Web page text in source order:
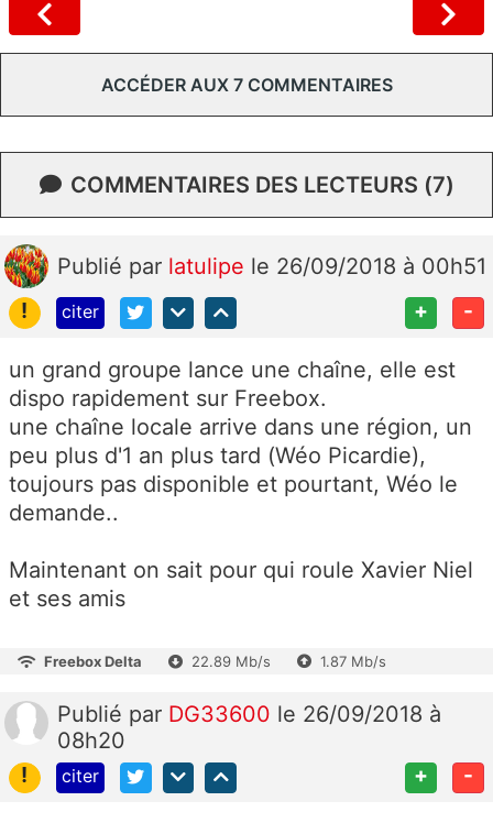
ACCÉDER AUX 7 COMMENTAIRES
COMMENTAIRES DES LECTEURS (7)
Publié par latulipe le 26/09/2018 à 00h51
!
citer + -
un grand groupe lance une chaîne, elle est
dispo rapidement sur Freebox.
une chaîne locale arrive dans une région, un
peu plus d'1 an plus tard (Wéo Picardie),
toujours pas disponible et pourtant, Wéo le
demande..
Maintenant on sait pour qui roule Xavier Niel
et ses amis
Freebox Delta 22.89 Mb/s 1.87 Mb/s
Publié par DG33600 le 26/09/2018 à
08h20
!
citer + -